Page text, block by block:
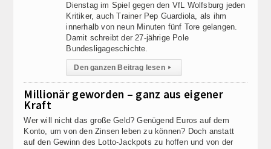
Dienstag im Spiel gegen den VfL Wolfsburg jeden
Kritiker, auch Trainer Pep Guardiola, als ihm
innerhalb von neun Minuten fünf Tore gelangen.
Damit schreibt der 27-jährige Pole
Bundesligageschichte.
Den ganzen Beitrag lesen ▸
Millionär geworden – ganz aus eigener
Kraft
Wer will nicht das große Geld? Genügend Euros auf dem
Konto, um von den Zinsen leben zu können? Doch anstatt
auf den Gewinn des Lotto-Jackpots zu hoffen und von der